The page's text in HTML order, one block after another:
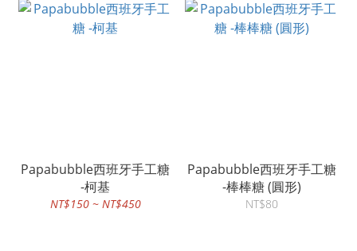
Papabubble西班牙手工糖
-柯基
NT$150 ~ NT$450
Papabubble西班牙手工糖
-棒棒糖 (圓形)
NT$80